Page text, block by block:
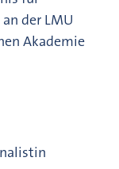
der LMU
Akademie